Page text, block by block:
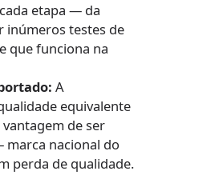
etapa — da
inúmeros testes de
que funciona na
A
equivalente
de ser
marca nacional do
perda de qualidade.